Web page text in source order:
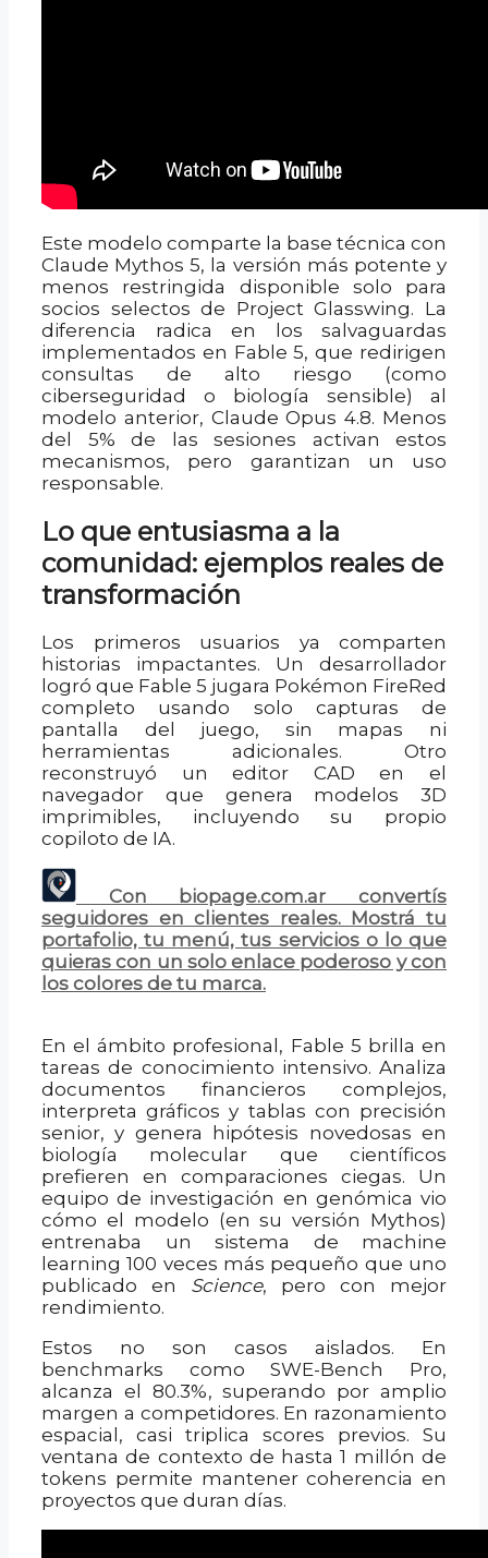
Este modelo comparte la base técnica con
Claude Mythos 5, la versión más potente y
menos restringida disponible solo para
socios selectos de Project Glasswing. La
diferencia radica en los salvaguardas
implementados en Fable 5, que redirigen
consultas de alto riesgo (como
ciberseguridad o biología sensible) al
modelo anterior, Claude Opus 4.8. Menos
del 5% de las sesiones activan estos
mecanismos, pero garantizan un uso
responsable.
Lo que entusiasma a la
comunidad: ejemplos reales de
transformación
Los primeros usuarios ya comparten
historias impactantes. Un desarrollador
logró que Fable 5 jugara Pokémon FireRed
completo usando solo capturas de
pantalla del juego, sin mapas ni
herramientas adicionales. Otro
reconstruyó un editor CAD en el
navegador que genera modelos 3D
imprimibles, incluyendo su propio
copiloto de IA.
Con biopage.com.ar convertís
seguidores en clientes reales. Mostrá tu
portafolio, tu menú, tus servicios o lo que
quieras con un solo enlace poderoso y con
los colores de tu marca.
En el ámbito profesional, Fable 5 brilla en
tareas de conocimiento intensivo. Analiza
documentos financieros complejos,
interpreta gráficos y tablas con precisión
senior, y genera hipótesis novedosas en
biología molecular que científicos
prefieren en comparaciones ciegas. Un
equipo de investigación en genómica vio
cómo el modelo (en su versión Mythos)
entrenaba un sistema de machine
learning 100 veces más pequeño que uno
publicado en Science, pero con mejor
rendimiento.
Estos no son casos aislados. En
benchmarks como SWE-Bench Pro,
alcanza el 80.3%, superando por amplio
margen a competidores. En razonamiento
espacial, casi triplica scores previos. Su
ventana de contexto de hasta 1 millón de
tokens permite mantener coherencia en
proyectos que duran días.